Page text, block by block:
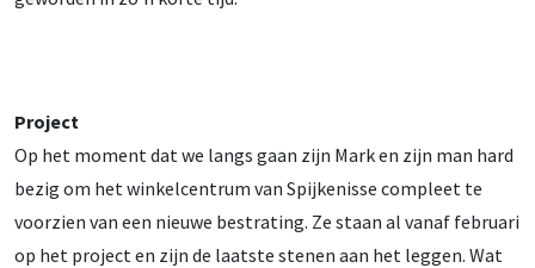
Project
Op het moment dat we langs gaan zijn Mark en zijn man hard
bezig om het winkelcentrum van Spijkenisse compleet te
voorzien van een nieuwe bestrating. Ze staan al vanaf februari
op het project en zijn de laatste stenen aan het leggen. Wat